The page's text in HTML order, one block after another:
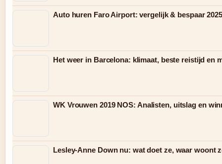
Auto huren Faro Airport: vergelijk & bespaar
Het weer in Barcelona: klimaat, beste reistijd en
WK Vrouwen 2019 NOS: Analisten, uitslag en
Lesley-Anne Down nu: wat doet ze, waar woont